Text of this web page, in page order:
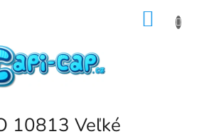
10813 Veľké